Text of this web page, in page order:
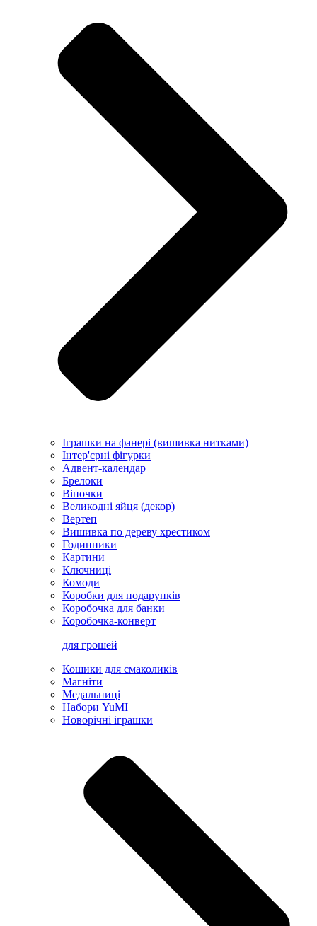
Іграшки на фанері (вишивка нитками)
Інтер'єрні фігурки
Адвент-календар
Брелоки
Віночки
Великодні яйця (декор)
Вертеп
Вишивка по дереву хрестиком
Годинники
Картини
Ключниці
Комоди
Коробки для подарунків
Коробочка для банки
Коробочка-конверт
для грошей
Кошики для смаколиків
Магніти
Медальниці
Набори YuMI
Новорічні іграшки